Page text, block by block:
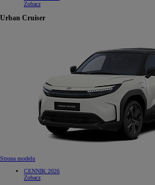
Zobacz
Urban Cruiser
Strona modelu
CENNIK 2026
Zobacz